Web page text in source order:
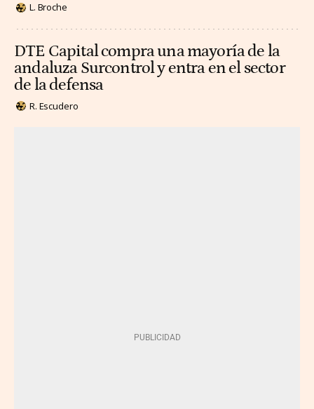
L. Broche
DTE Capital compra una mayoría de la
andaluza Surcontrol y entra en el sector
de la defensa
R. Escudero